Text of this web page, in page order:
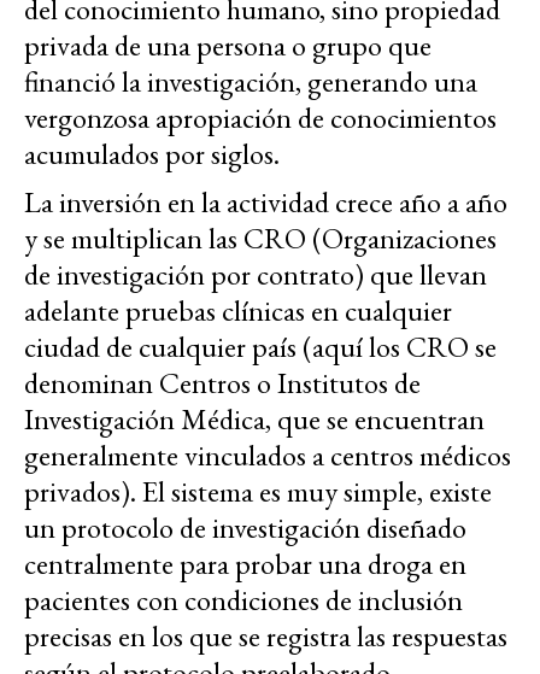
del conocimiento humano, sino propiedad
privada de una persona o grupo que
financió la investigación, generando una
vergonzosa apropiación de conocimientos
acumulados por siglos.
La inversión en la actividad crece año a año
y se multiplican las CRO (Organizaciones
de investigación por contrato) que llevan
adelante pruebas clínicas en cualquier
ciudad de cualquier país (aquí los CRO se
denominan Centros o Institutos de
Investigación Médica, que se encuentran
generalmente vinculados a centros médicos
privados). El sistema es muy simple, existe
un protocolo de investigación diseñado
centralmente para probar una droga en
pacientes con condiciones de inclusión
precisas en los que se registra las respuestas